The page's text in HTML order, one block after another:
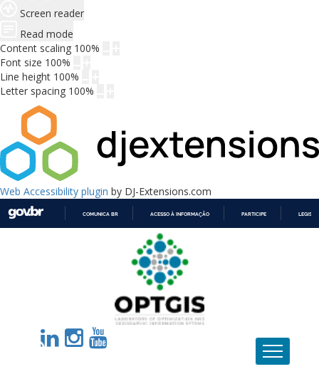
Screen reader
Read mode
Content scaling 100%
Font size 100%
Line height 100%
Letter spacing 100%
Web Accessibility plugin by DJ-Extensions.com
IR
PARA
O
CONTEÚDO
COMUNICA BR ACESSO À INFORMAÇÃO PARTICIPE